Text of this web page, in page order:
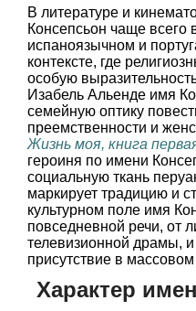
В литературе и
Консепсьон чаще всего
испаноязычном и
контексте, где
особую
Изабель Альенде имя
семейную оптику
преемственности и
Жизнь моя, книга
героиня по имени
социальную ткань
маркирует традицию и
культурном поле имя
повседневной речи, от
телевизионной драмы,
присутствие в
Характер